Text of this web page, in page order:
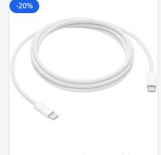
-20%